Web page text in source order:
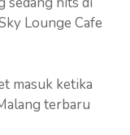
Lounge Cafe
masuk ketika
terbaru